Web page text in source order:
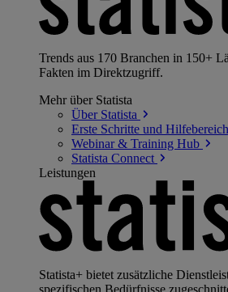
Trends aus 170 Branchen in 150+
Fakten im Direktzugriff.
Mehr über Statista
Über Statista
Erste Schritte und Hilfebereich
Webinar & Training Hub
Statista Connect
Leistungen
Statista+ bietet zusätzliche
spezifischen Bedürfnisse